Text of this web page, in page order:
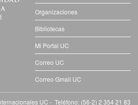
Organizaciones
Bibliotecas
Mi Portal UC
Correo UC
Correo Gmail UC
UC - Teléfono: (56-2) 2 354 21 83